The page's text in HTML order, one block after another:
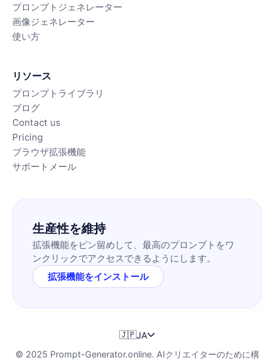
プロンプトジェネレーター
画像ジェネレーター
使い方
リソース
プロンプトライブラリ
ブログ
Contact us
Pricing
ブラウザ拡張機能
サポートメール
生産性を維持
拡張機能をピン留めして、最高のプロンプトをワ
ンクリックでアクセスできるようにします。
拡張機能をインストール
🇯🇵JA
© 2025 Prompt-Generator.online. AIクリエイターのために構